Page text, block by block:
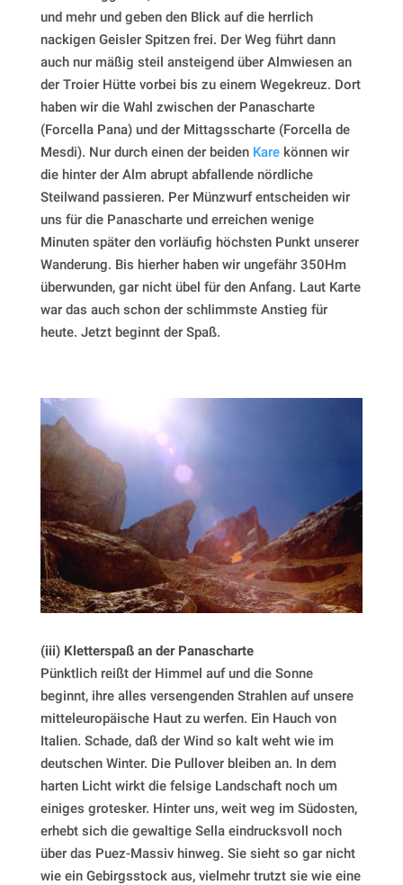
und mehr und geben den Blick auf die herrlich
nackigen Geisler Spitzen frei. Der Weg führt dann
auch nur mäßig steil ansteigend über Almwiesen an
der Troier Hütte vorbei bis zu einem Wegekreuz. Dort
haben wir die Wahl zwischen der Panascharte
(Forcella Pana) und der Mittagsscharte (Forcella de
Mesdi). Nur durch einen der beiden Karekönnen wir
die hinter der Alm abrupt abfallende nördliche
Steilwand passieren. Per Münzwurf entscheiden wir
uns für die Panascharte und erreichen wenige
Minuten später den vorläufig höchsten Punkt unserer
Wanderung. Bis hierher haben wir ungefähr 350Hm
überwunden, gar nicht übel für den Anfang. Laut Karte
war das auch schon der schlimmste Anstieg für
heute. Jetzt beginnt der Spaß.
(iii) Kletterspaß an der Panascharte
Pünktlich reißt der Himmel auf und die Sonne
beginnt, ihre alles versengenden Strahlen auf unsere
mitteleuropäische Haut zu werfen. Ein Hauch von
Italien. Schade, daß der Wind so kalt weht wie im
deutschen Winter. Die Pullover bleiben an. In dem
harten Licht wirkt die felsige Landschaft noch um
einiges grotesker. Hinter uns, weit weg im Südosten,
erhebt sich die gewaltige Sella eindrucksvoll noch
über das Puez-Massiv hinweg. Sie sieht so gar nicht
wie ein Gebirgsstock aus, vielmehr trutzt sie wie eine